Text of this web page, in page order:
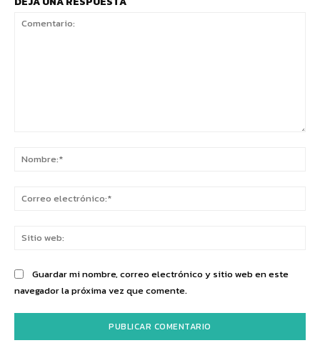
Guardar mi nombre, correo electrónico y sitio web en este
navegador la próxima vez que comente.